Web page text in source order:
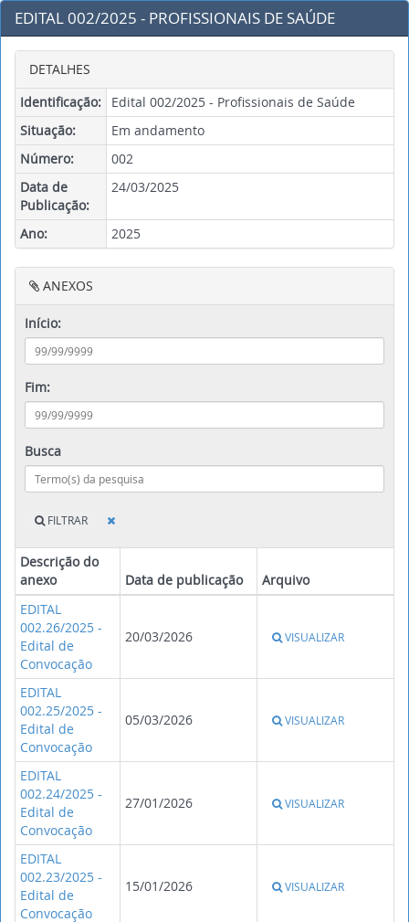
EDITAL 002/2025 - PROFISSIONAIS DE SAÚDE
DETALHES
Identificação:
Edital 002/2025 - Profissionais de Saúde
Situação:
Em andamento
Número:
002
Data de
Publicação:
24/03/2025
Ano: 2025
ANEXOS
Início:
Fim:
Busca
FILTRAR
Descrição do
anexo
Data de publicação
Arquivo
EDITAL
002.26/2025 -
Edital de
Convocação
20/03/2026 VISUALIZAR
EDITAL
002.25/2025 -
Edital de
Convocação
05/03/2026 VISUALIZAR
EDITAL
002.24/2025 -
Edital de
Convocação
27/01/2026 VISUALIZAR
EDITAL
002.23/2025 -
Edital de
Convocação
15/01/2026 VISUALIZAR